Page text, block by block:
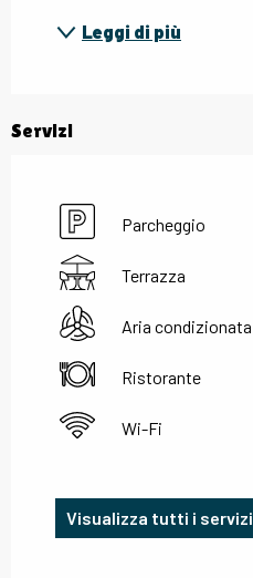
Leggi di più
Servizi
Parcheggio
Terrazza
Aria condizionata
Ristorante
Wi-Fi
Visualizza tutti i servizi